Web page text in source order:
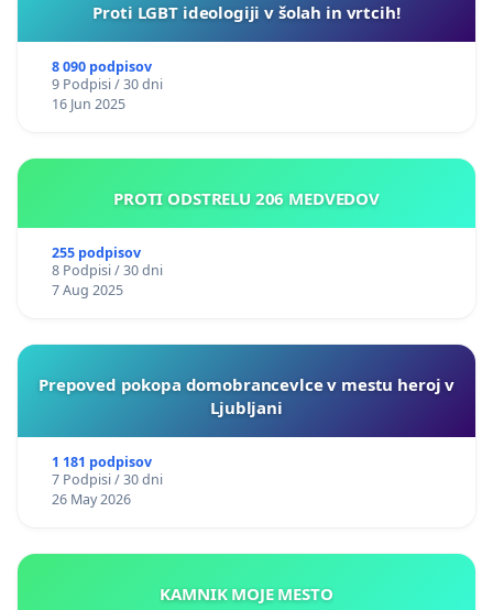
Proti LGBT ideologiji v šolah in vrtcih!
8 090 podpisov
9 Podpisi / 30 dni
16 Jun 2025
PROTI ODSTRELU 206 MEDVEDOV
255 podpisov
8 Podpisi / 30 dni
7 Aug 2025
Prepoved pokopa domobrancevlce v mestu heroj v
Ljubljani
1 181 podpisov
7 Podpisi / 30 dni
26 May 2026
KAMNIK MOJE MESTO